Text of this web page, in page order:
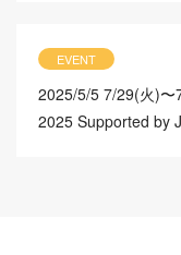
EVENT
2025/5/5 7/29(火)
2025 Supported by